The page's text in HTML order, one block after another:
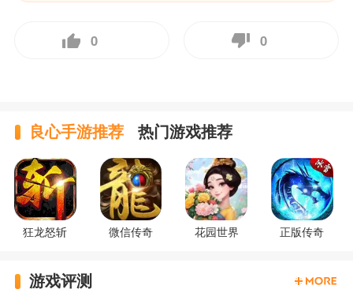
0 0
良心手游推荐 热门游戏推荐
狂龙怒斩 微信传奇 花园世界 正版传奇
游戏评测